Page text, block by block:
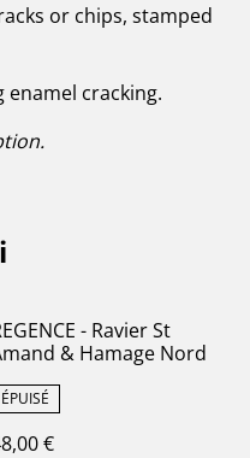
or chips, stamped
cracking.
- Ravier St
& Hamage Nord
ÉPUISÉ
€